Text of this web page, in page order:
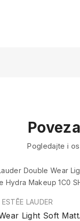
Pogledajte i
ESTĒE LAUDER